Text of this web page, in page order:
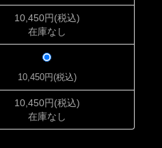
10,450円(税込)
在庫なし
10,450円(税込)
10,450円(税込)
在庫なし